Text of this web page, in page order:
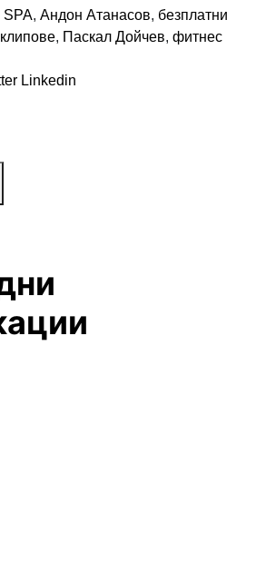
SPA, Андон Атанасов, безплатни
клипове, Паскал Дойчев, фитнес
Linkedin